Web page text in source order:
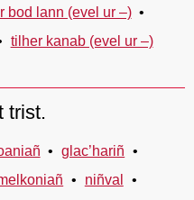
bod lann (evel ur –)
tilher kanab (evel ur –)
trist.
glac’hariñ
niñval